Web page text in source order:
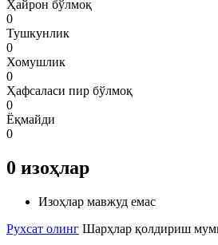
Ҳайрон бўлмоқ
0
Тушкунлик
0
Хомушлик
0
Ҳафсаласи пир бўлмоқ
0
Ёқмайди
0
0 изоҳлар
Изоҳлар мавжуд емас
Рухсат олинг Шарҳлар қолдириш